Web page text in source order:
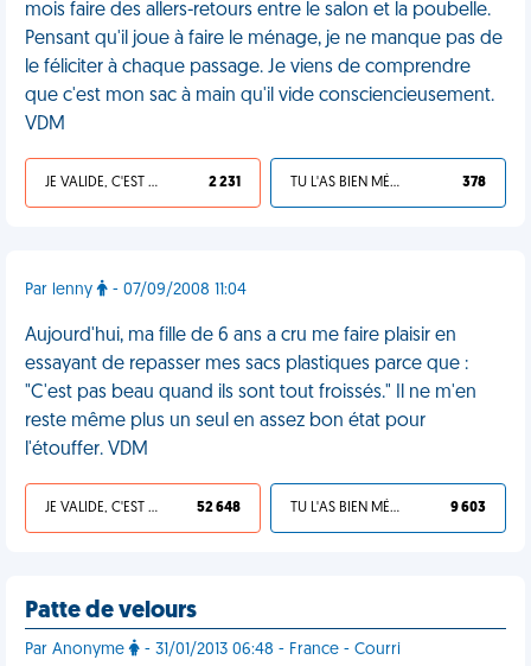
mois faire des allers-retours entre le salon et la poubelle.
Pensant qu'il joue à faire le ménage, je ne manque pas de
le féliciter à chaque passage. Je viens de comprendre
que c'est mon sac à main qu'il vide consciencieusement.
VDM
JE VALIDE, C'EST UNE VDM 2 231 TU L'AS BIEN MÉRITÉ 378
Par lenny - 07/09/2008 11:04
Aujourd'hui, ma fille de 6 ans a cru me faire plaisir en
essayant de repasser mes sacs plastiques parce que :
"C'est pas beau quand ils sont tout froissés." Il ne m'en
reste même plus un seul en assez bon état pour
l'étouffer. VDM
JE VALIDE, C'EST UNE VDM 52 648 TU L'AS BIEN MÉRITÉ 9 603
Patte de velours
Par Anonyme - 31/01/2013 06:48 - France - Courri